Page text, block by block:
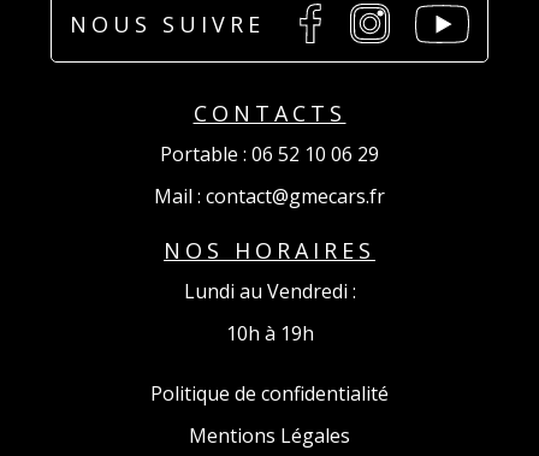
NOUS SUIVRE . .
CONTACTS
Portable : 06 52 10 06 29
Mail : contact@gmecars.fr
NOS HORAIRES
Lundi au Vendredi :
10h à 19h
Politique de confidentialité
Mentions Légales